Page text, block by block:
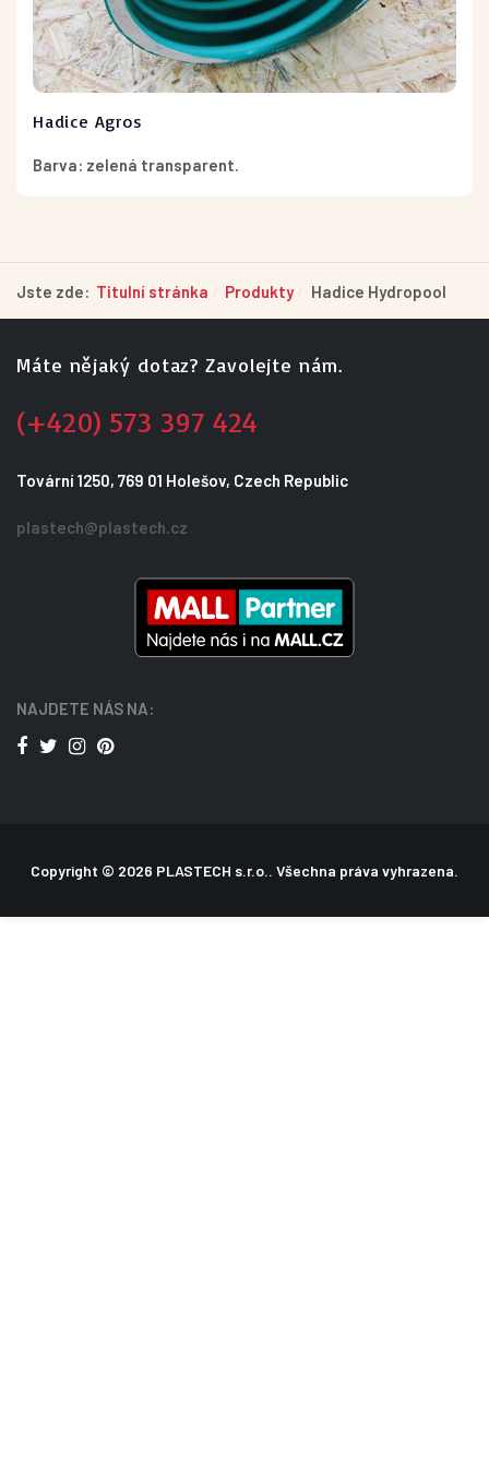
Hadice Agros
Barva: zelená transparent.
Jste zde: Titulní stránka Produkty Hadice Hydropool
Máte nějaký dotaz? Zavolejte nám.
(+420) 573 397 424
Tovární 1250, 769 01 Holešov, Czech Republic
plastech@plastech.cz
NAJDETE NÁS NA:
Copyright © 2026 PLASTECH s.r.o.. Všechna práva vyhrazena.